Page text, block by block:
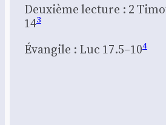
Deuxième lec­ture : 2
143
Évan­gile : Luc 17.5–104